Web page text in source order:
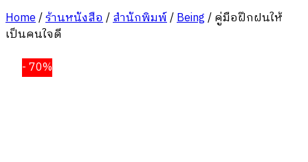
Home/ร้านหนังสือ/สำนักพิมพ์/Being/คู่มือฝึกฝนให้
เป็นคนใจดี
- 70%